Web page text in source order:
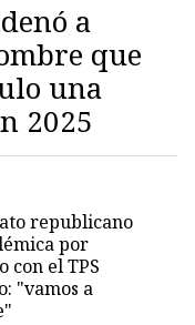
a
que
una
2025
republicano
por
con el TPS
"vamos a